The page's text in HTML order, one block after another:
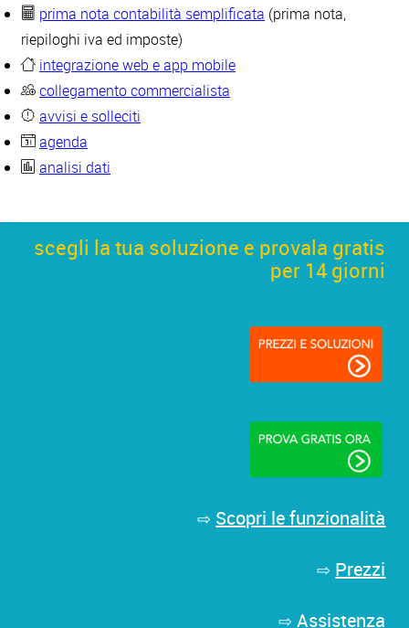
prima nota contabilità semplificata (prima nota,
riepiloghi iva ed imposte)
integrazione web e app mobile
collegamento commercialista
avvisi e solleciti
agenda
analisi dati
scegli la tua soluzione e provala gratis
per 14 giorni
⇨ Scopri le funzionalità
⇨ Prezzi
⇨ Assistenza